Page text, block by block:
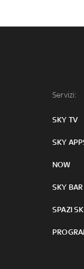
Servizi:
SKY TV
SKY
NOW
SKY BAR
SPAZI